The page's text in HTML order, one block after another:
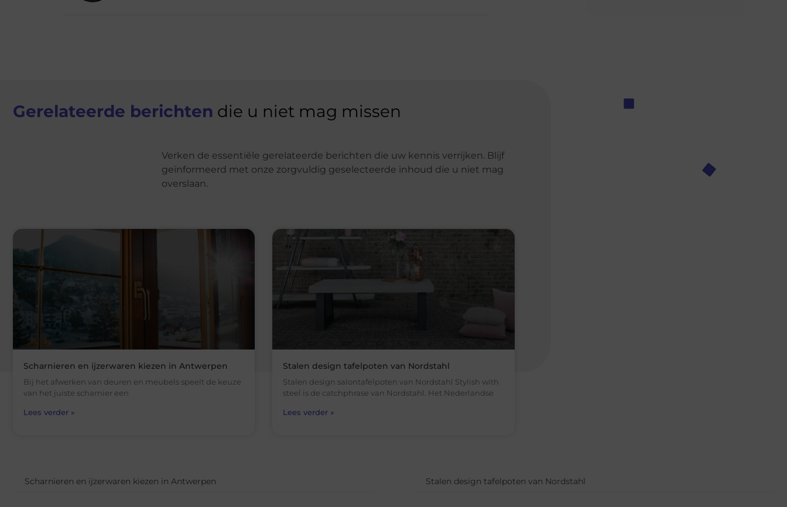
Gerelateerde berichten die u niet mag missen
Verken de essentiële gerelateerde berichten die uw kennis verrijken. Blijf
geïnformeerd met onze zorgvuldig geselecteerde inhoud die u niet mag
overslaan.
Scharnieren en ijzerwaren kiezen in Antwerpen
Bij het afwerken van deuren en meubels speelt de keuze
van het juiste scharnier een
Lees verder »
Stalen design tafelpoten van Nordstahl
Stalen design salontafelpoten van Nordstahl Stylish with
steel is de catchphrase van Nordstahl. Het Nederlandse
Lees verder »
Scharnieren en ijzerwaren kiezen in Antwerpen Stalen design tafelpoten van Nordstahl